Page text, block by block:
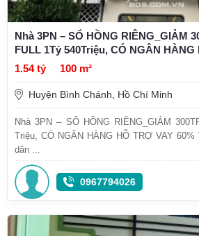
Nhà 3PN – SỔ HỒNG RIÊNG_GIẢM
FULL 1Tỷ 540Triệu, CÓ NGÂN HÀNG
1.54 tỷ
100 m²
Huyện Bình Chánh, Hồ Chí Minh
Nhà 3PN – SỔ HỒNG RIÊNG_GIẢM
Triệu, CÓ NGÂN HÀNG HỖ TRỢ VAY
dân ...
0967794026